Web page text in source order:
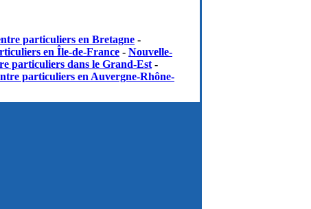
particuliers en Bretagne -
en Île-de-France - Nouvelle-
particuliers dans le Grand-Est -
particuliers en Auvergne-Rhône-